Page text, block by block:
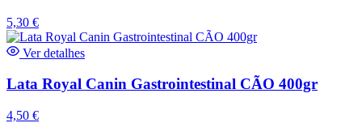
5,30 €
Ver detalhes
Lata Royal Canin Gastrointestinal CÃO 400gr
4,50 €